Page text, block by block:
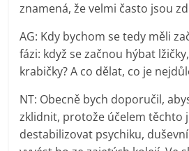
znamená, že velmi často jsou
AG: Kdy bychom se tedy měli
fázi: když se začnou hýbat
krabičky? A co dělat, co je
NT: Obecně bych doporučil,
zklidnit, protože účelem těchto
destabilizovat psychiku,